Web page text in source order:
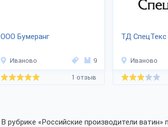
ООО Бумеранг
Иваново 9
1 отзыв
ТД СпецТекс
Иваново
В рубрике «Российские производители